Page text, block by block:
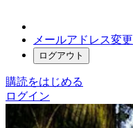
メールアドレス変更
ログアウト
購読をはじめる
ログイン